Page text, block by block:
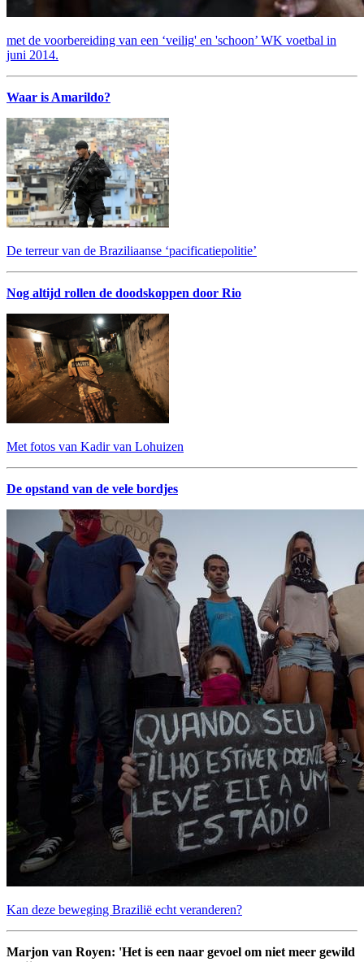
met de voorbereiding van een ‘veilig' en 'schoon’ WK voetbal in
juni 2014.
Waar is Amarildo?
De terreur van de Braziliaanse ‘pacificatiepolitie’
Nog altijd rollen de doodskoppen door Rio
Met fotos van Kadir van Lohuizen
De opstand van de vele bordjes
Kan deze beweging Brazilië echt veranderen?
Marjon van Royen: 'Het is een naar gevoel om niet meer gewild